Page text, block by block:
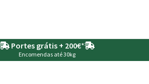
Portes grátis + 200€*
Encomendas até 30kg